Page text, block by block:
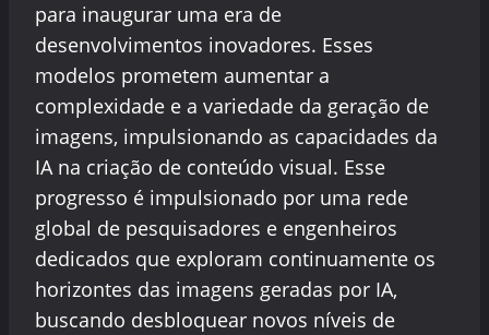
para inaugurar uma era de
desenvolvimentos inovadores. Esses
modelos prometem aumentar a
complexidade e a variedade da geração de
imagens, impulsionando as capacidades da
IA na criação de conteúdo visual. Esse
progresso é impulsionado por uma rede
global de pesquisadores e engenheiros
dedicados que exploram continuamente os
horizontes das imagens geradas por IA,
buscando desbloquear novos níveis de